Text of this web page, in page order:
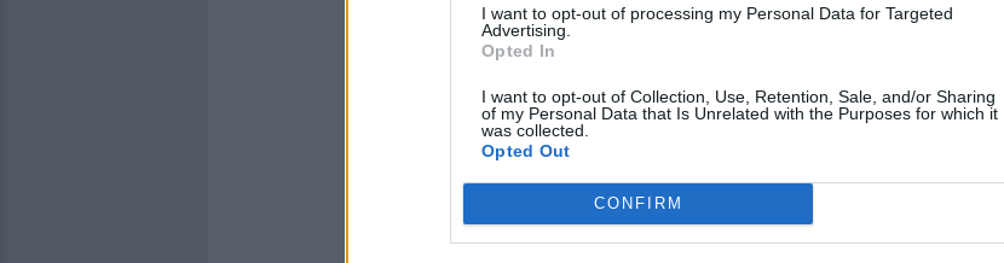
I want to opt-out of processing my Personal Data for Targeted
Advertising.
Opted In
I want to opt-out of Collection, Use, Retention, Sale, and/or Sharing
of my Personal Data that Is Unrelated with the Purposes for which it
was collected.
Opted Out
CONFIRM